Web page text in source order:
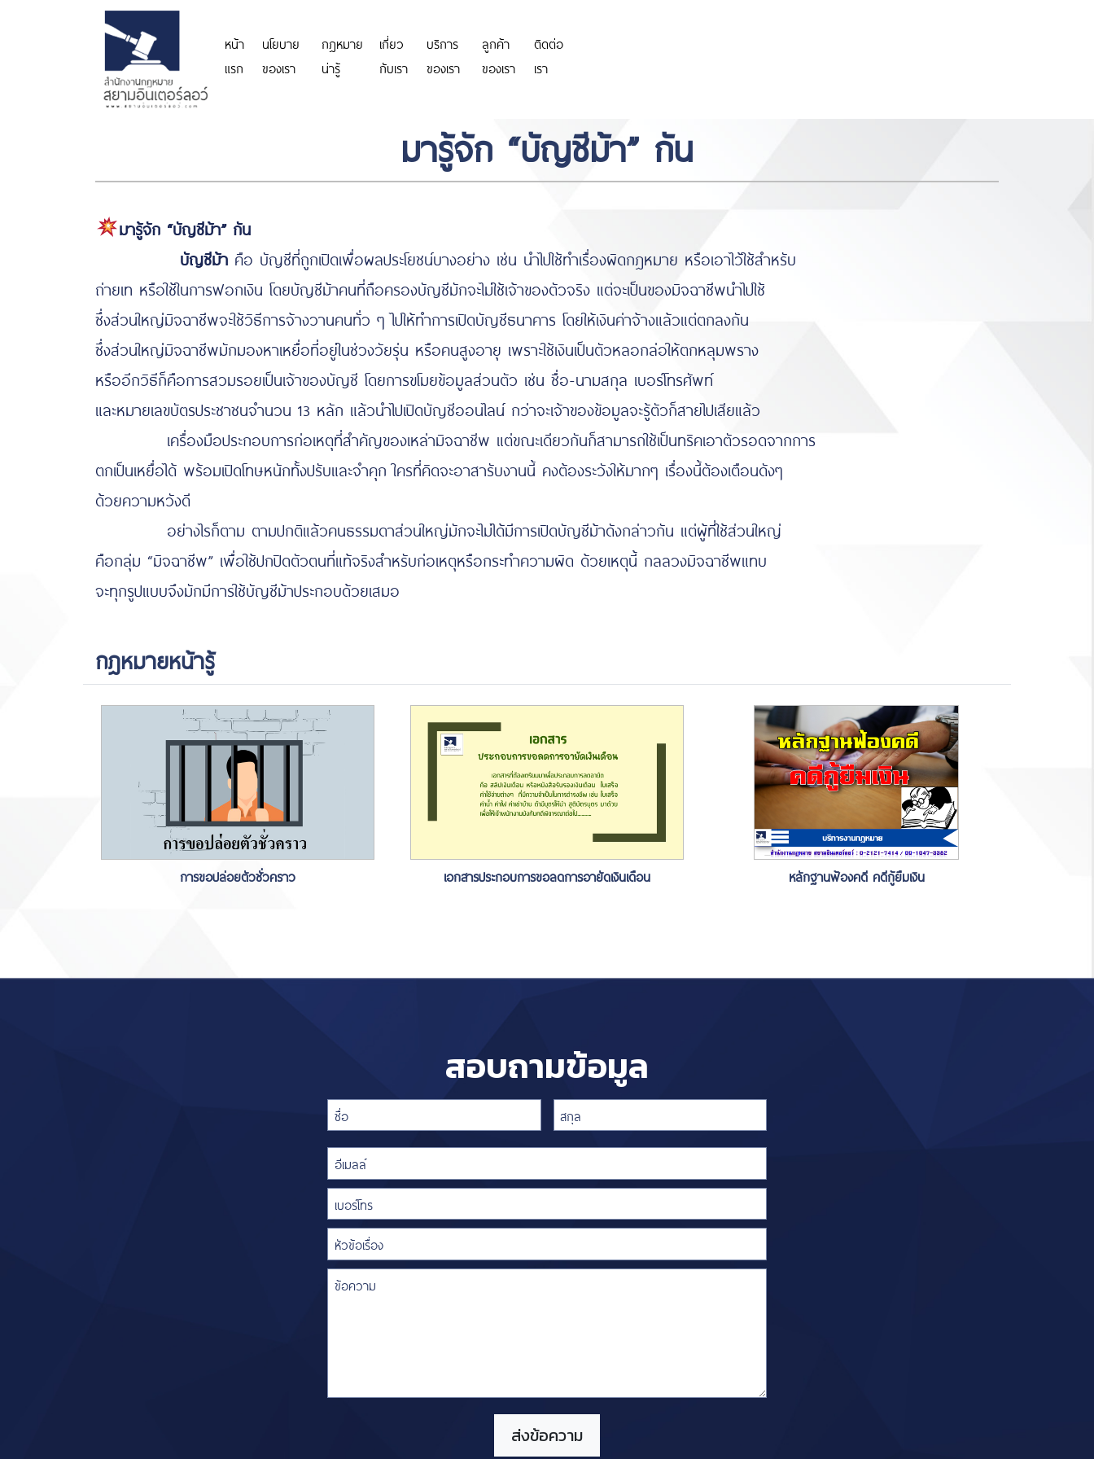
หน้า
แรก
นโยบาย
ของเรา
กฎหมาย
น่ารู้
เกี่ยว
กับเรา
บริการ
ของเรา
ลูกค้า
ของเรา
ติดต่อ
เรา
มารู้จัก “บัญชีม้า” กัน
มารู้จัก “บัญชีม้า” กัน
บัญชีม้า คือ บัญชีที่ถูกเปิดเพื่อผลประโยชน์บางอย่าง เช่น นำไปใช้ทำเรื่องผิดกฎหมาย หรือเอาไว้ใช้สำหรับ
ถ่ายเท หรือใช้ในการฟอกเงิน โดยบัญชีม้าคนที่ถือครองบัญชีมักจะไม่ใช้เจ้าของตัวจริง แต่จะเป็นของมิจฉาชีพนำไปใช้
ซึ่งส่วนใหญ่มิจฉาชีพจะใช้วิธีการจ้างวานคนทั่ว ๆ ไปให้ทำการเปิดบัญชีธนาคาร โดยให้เงินค่าจ้างแล้วแต่ตกลงกัน
ซึ่งส่วนใหญ่มิจฉาชีพมักมองหาเหยื่อที่อยู่ในช่วงวัยรุ่น หรือคนสูงอายุ เพราะใช้เงินเป็นตัวหลอกล่อให้ตกหลุมพราง
หรืออีกวิธีก็คือการสวมรอยเป็นเจ้าของบัญชี โดยการขโมยข้อมูลส่วนตัว เช่น ชื่อ-นามสกุล เบอร์โทรศัพท์
และหมายเลขบัตรประชาชนจำนวน 13 หลัก แล้วนำไปเปิดบัญชีออนไลน์ กว่าจะเจ้าของข้อมูลจะรู้ตัวก็สายไปเสียแล้ว
เครื่องมือประกอบการก่อเหตุที่สำคัญของเหล่ามิจฉาชีพ แต่ขณะเดียวกันก็สามารถใช้เป็นทริคเอาตัวรอดจากการ
ตกเป็นเหยื่อได้ พร้อมเปิดโทษหนักทั้งปรับและจำคุก ใครที่คิดจะอาสารับงานนี้ คงต้องระวังให้มากๆ เรื่องนี้ต้องเตือนดังๆ
ด้วยความหวังดี
อย่างไรก็ตาม ตามปกติแล้วคนธรรมดาส่วนใหญ่มักจะไม่ได้มีการเปิดบัญชีม้าดังกล่าวกัน แต่ผู้ที่ใช้ส่วนใหญ่
คือกลุ่ม “มิจฉาชีพ” เพื่อใช้ปกปิดตัวตนที่แท้จริงสำหรับก่อเหตุหรือกระทำความผิด ด้วยเหตุนี้ กลลวงมิจฉาชีพแทบ
จะทุกรูปแบบจึงมักมีการใช้บัญชีม้าประกอบด้วยเสมอ
กฎหมายหน้ารู้
การขอปล่อยตัวชั่วคราว เอกสารประกอบการขอลดการอายัดเงินเดือน หลักฐานฟ้องคดี คดีกู้ยืมเงิน
สอบถามข้อมูล